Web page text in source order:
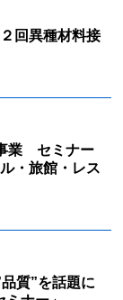
回異種材料接
業 セミナー
・旅館・レス
質”を話題に